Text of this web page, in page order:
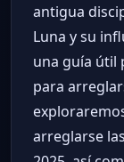
antigua
Luna y su
una guía útil
para
arreglarse